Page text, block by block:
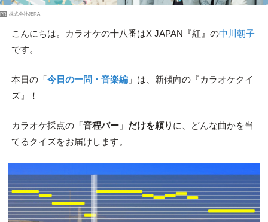
PR 株式会社JERA
こんにちは。カラオケの十八番はX JAPAN『紅』の中川朝子
です。
本日の「今日の一問・音楽編」は、新傾向の『カラオケクイ
ズ』！
カラオケ採点の「音程バー」だけを頼り に、どんな曲かを当
てるクイズをお届けします。